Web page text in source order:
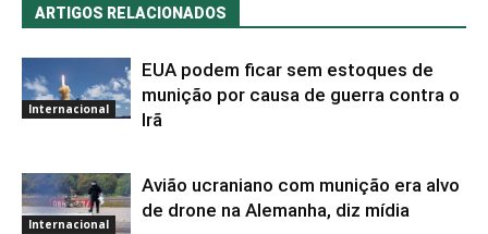
ARTIGOS RELACIONADOS
Internacional
EUA podem ficar sem estoques de
munição por causa de guerra contra o
Irã
Internacional
Avião ucraniano com munição era alvo
de drone na Alemanha, diz mídia